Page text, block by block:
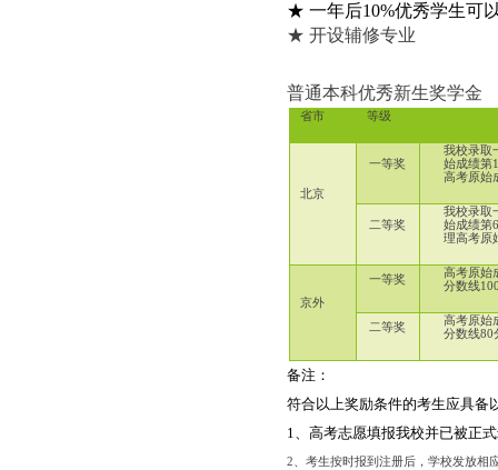
★ 一年后10%优秀学生可
★ 开设辅修专业
普通本科优秀新生奖学金
省市 等级
北京
一等奖
我校录取
始成绩第
高考原始
二等奖
我校录取
始成绩第
理高考原
京外
一等奖
高考原始
分数线
二等奖
高考原始
分数线80
备注：
符合以上奖励条件的考生应具备
1、高考志愿填报我校并已被正
2 、考生按时报到注册后，学校发放